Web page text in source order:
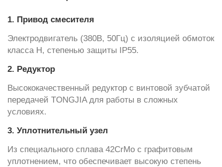
1. Привод смесителя
Электродвигатель (380В, 50Гц) с изоляцией обмоток
класса H, степенью защиты IP55.
2. Редуктор
Высококачественный редуктор с винтовой зубчатой
передачей TONGJIA для работы в сложных
условиях.
3. Уплотнительный узел
Из специального сплава 42CrMo с графитовым
уплотнением, что обеспечивает высокую степень